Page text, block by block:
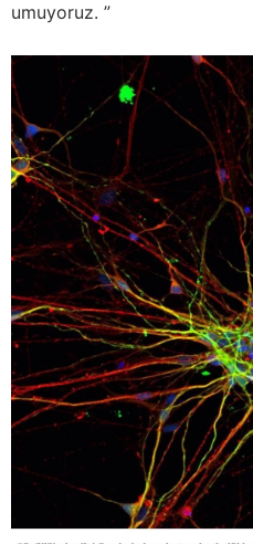
umuyoruz. ”